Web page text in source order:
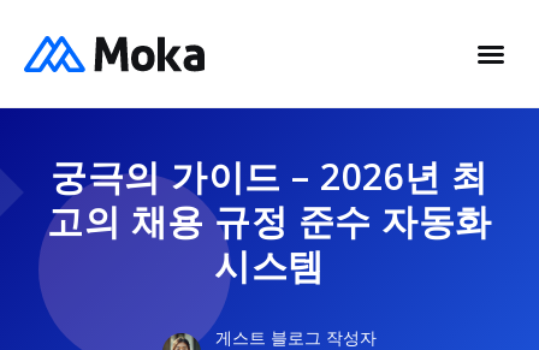
궁극의 가이드 – 2026년 최
고의 채용 규정 준수 자동화
시스템
게스트 블로그 작성자